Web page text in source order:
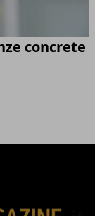
concrete